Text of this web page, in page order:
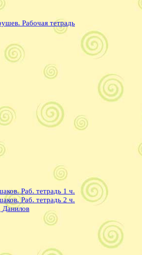
Рабочая тетрадь
Раб. тетрадь 1 ч.
Раб. тетрадь 2 ч.